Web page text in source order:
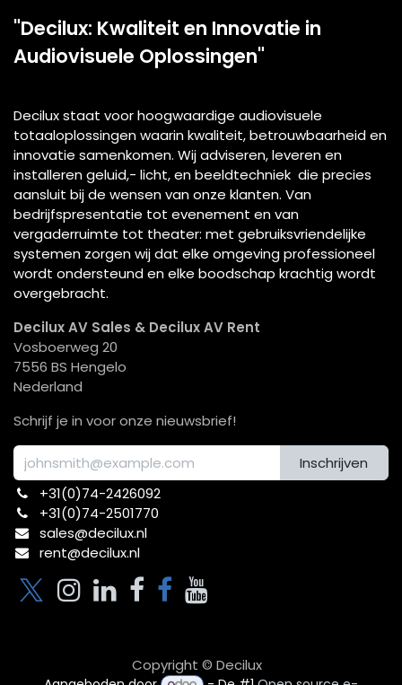
"Decilux: Kwaliteit en Innovatie in
Audiovisuele Oplossingen"
Decilux staat voor hoogwaardige audiovisuele
totaaloplossingen waarin kwaliteit, betrouwbaarheid en
innovatie samenkomen. Wij adviseren, leveren en
installeren geluid,- licht, en beeldtechniek die precies
aansluit bij de wensen van onze klanten. Van
bedrijfspresentatie tot evenement en van
vergaderruimte tot theater: met gebruiksvriendelijke
systemen zorgen wij dat elke omgeving professioneel
wordt ondersteund en elke boodschap krachtig wordt
overgebracht.
Decilux AV Sales & Decilux AV Rent
Vosboerweg 20
7556 BS Hengelo
Nederland
Schrijf je in voor onze nieuwsbrief!
Inschrijven
+31(0)74-2426092​
+31(0)74-2501770
sales@decilux.nl
rent@decilux.nl
Copyright © Decilux